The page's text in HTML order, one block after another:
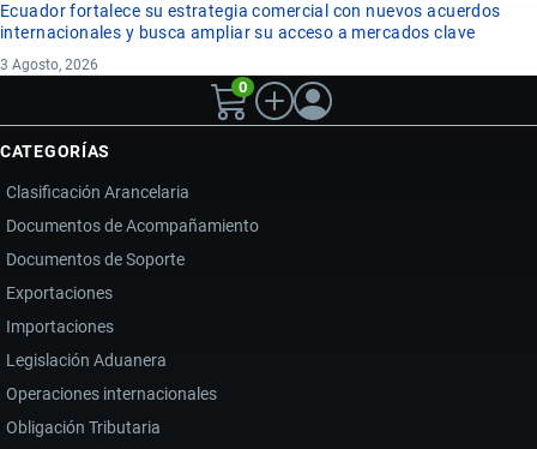
Ecuador fortalece su estrategia comercial con nuevos acuerdos
internacionales y busca ampliar su acceso a mercados clave
3 Agosto, 2026
0
CATEGORÍAS
Clasificación Arancelaria
Documentos de Acompañamiento
Documentos de Soporte
Exportaciones
Importaciones
Legislación Aduanera
Operaciones internacionales
Obligación Tributaria